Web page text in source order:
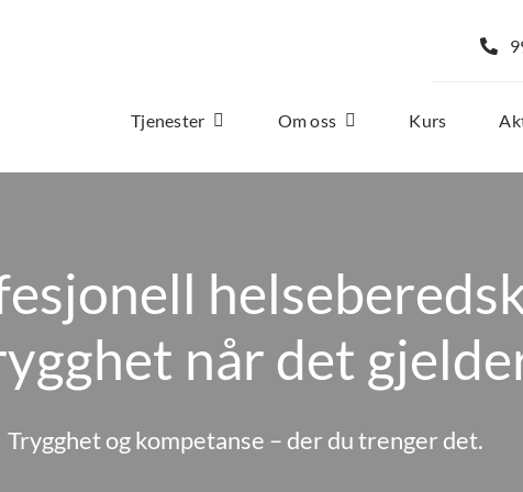
Tjenester Om oss Kurs
når det
Trygghet og kompetanse – der du trenger det.